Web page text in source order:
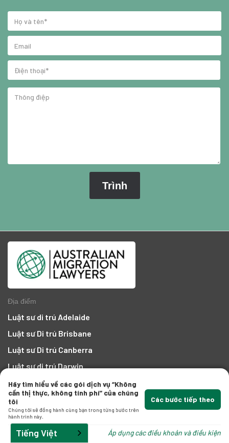
Địa điểm
Luật sư di trú Adelaide
Luật sư Di trú Brisbane
Luật sư Di trú Canberra
Luật sư di trú Darwin
Luật sư di trú Gold Coast
Luật sư di trú Hobart
Luật sư Di trú Melbourne
Luật sư di trú Perth
Hãy tìm hiểu về các gói dịch vụ “Không
cần thị thực, không tính phí” của chúng
tôi
Chúng tôi sẽ đồng hành cùng bạn trong từng bước trên
hành trình này.
Các bước tiếp theo
Áp dụng các điều khoản và điều kiện
Tiếng Việt